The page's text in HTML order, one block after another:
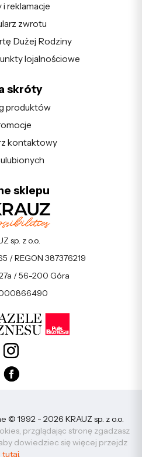
reklamacje
zwrotu
Dużej Rodziny
lojalnościowe
skróty
produktów
kontaktowy
sklepu
sp. z o.o.
/ REGON 387376219
/ 56-200 Góra
© 1992 - 2026 KRAUZ sp. z o.o.
przglądając stronę zgadzasz
dowiedziec się więcej przejdz
tutaj.